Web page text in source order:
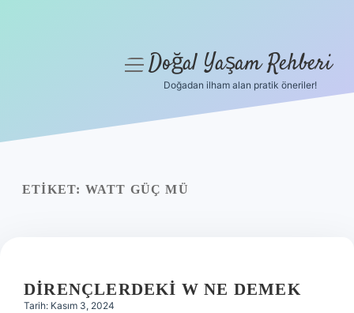
Yasal Uyarı
menüyüDoğal Yaşam Rehberi
Doğadan ilham alan pratik öneriler!
ETIKET: WATT GÜÇ MÜ
DIRENÇLERDEKI W NE DEMEK
Tarih: Kasım 3, 2024